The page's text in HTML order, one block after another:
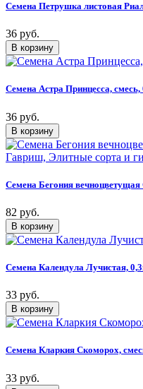
Семена Петрушка листовая
36 руб.
Семена Астра Принцесса,
36 руб.
Семена Бегония вечноцветущая
82 руб.
Семена Календула Лучистая,
33 руб.
Семена Кларкия Скоморох,
33 руб.